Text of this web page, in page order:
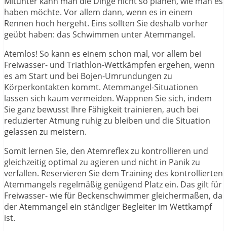
haben möchte. Vor allem dann, wenn es in einem
Rennen hoch hergeht. Eins sollten Sie deshalb vorher
geübt haben: das Schwimmen unter Atemmangel.
Atemlos! So kann es einem schon mal, vor allem bei
Freiwasser- und Triathlon-Wettkämpfen ergehen, wenn
es am Start und bei Bojen-Umrundungen zu
Körperkontakten kommt. Atemmangel-Situationen
lassen sich kaum vermeiden. Wappnen Sie sich, indem
Sie ganz bewusst Ihre Fähigkeit trainieren, auch bei
reduzierter Atmung ruhig zu bleiben und die Situation
gelassen zu meistern.
Somit lernen Sie, den Atemreflex zu kontrollieren und
gleichzeitig optimal zu agieren und nicht in Panik zu
verfallen. Reservieren Sie dem Training des kontrollierten
Atemmangels regelmäßig genügend Platz ein. Das gilt für
Freiwasser- wie für Beckenschwimmer gleichermaßen, da
der Atemmangel ein ständiger Begleiter im Wettkampf
ist.